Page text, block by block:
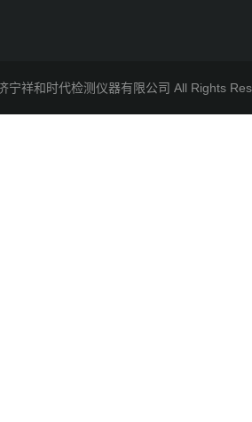
宁祥和时代检测仪器有限公司 All Rights